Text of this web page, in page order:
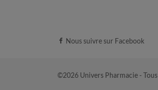
Nous suivre sur Facebook
©2026 Univers Pharmacie -